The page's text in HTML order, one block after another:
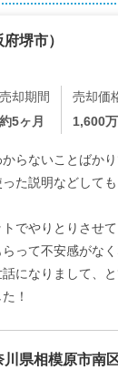
府堺市）
売却期間
約5ヶ月
売却価
1,600
らないことばか
た説明などして
でやりとりさせ
って不安感がなく
になりまして、
！
川県相模原市南